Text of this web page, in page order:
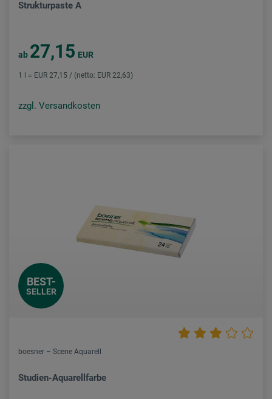
Strukturpaste A
ab 27,15 EUR
1 l = EUR 27,15 / (netto: EUR 22,63)
zzgl. Versandkosten
BEST-
SELLER
boesner – Scene Aquarell
Studien-Aquarellfarbe